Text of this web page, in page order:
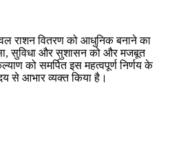
राशन वितरण को आधुनिक बनाने का
सुविधा और सुशासन को और मजबूत
को समर्पित इस महत्वपूर्ण निर्णय के
से आभार व्यक्त किया है।